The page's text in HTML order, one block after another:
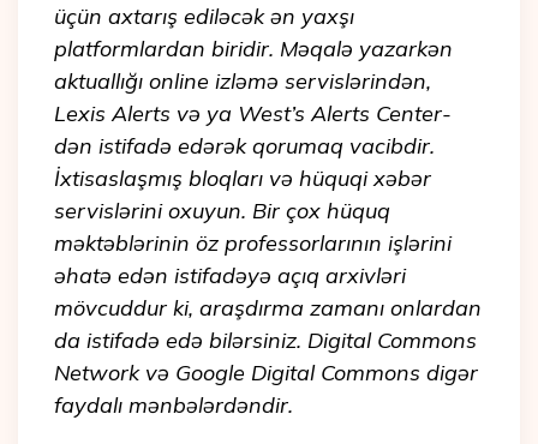
üçün axtarış ediləcək ən yaxşı
platformlardan biridir. Məqalə yazarkən
aktuallığı online izləmə servislərindən,
Lexis Alerts və ya West’s Alerts Center-
dən istifadə edərək qorumaq vacibdir.
İxtisaslaşmış bloqları və hüquqi xəbər
servislərini oxuyun. Bir çox hüquq
məktəblərinin öz professorlarının işlərini
əhatə edən istifadəyə açıq arxivləri
mövcuddur ki, araşdırma zamanı onlardan
da istifadə edə bilərsiniz. Digital Commons
Network və Google Digital Commons digər
faydalı mənbələrdəndir.